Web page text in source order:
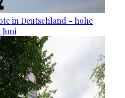
in Deutschland - hohe